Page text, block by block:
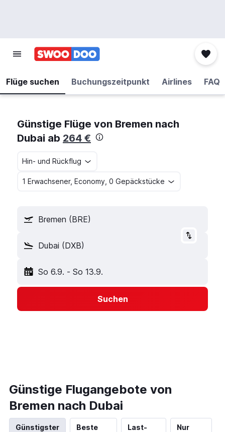
Flüge suchen Buchungszeitpunkt Airlines FAQ
Günstige Flüge von Bremen nach
Dubai ab 264 €
Hin- und Rückflug
1 Erwachsener, Economy, 0 Gepäckstücke
Bremen (BRE)
Dubai (DXB)
So 6.9. - So 13.9.
Suchen
Günstige Flugangebote von
Bremen nach Dubai
Günstigster
Beste
Last-
Nur